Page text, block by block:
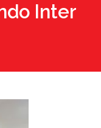
Inter